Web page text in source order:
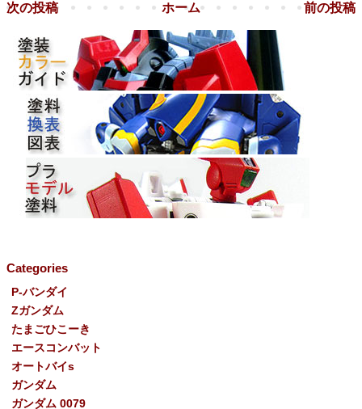
次の投稿 前の投稿
ホーム
Categories
P-バンダイ
Ζガンダム
たまごひこーき
エースコンバット
オートバイs
ガンダム
ガンダム 0079